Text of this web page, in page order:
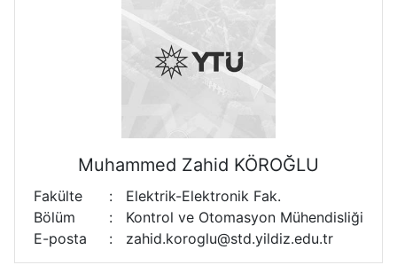
Muhammed Zahid KÖROĞLU
Fakülte :
Elektrik-Elektronik Fak.
Bölüm
:
Kontrol ve Otomasyon Mühendisliği
E-posta
: zahid.koroglu@std.yildiz.edu.tr